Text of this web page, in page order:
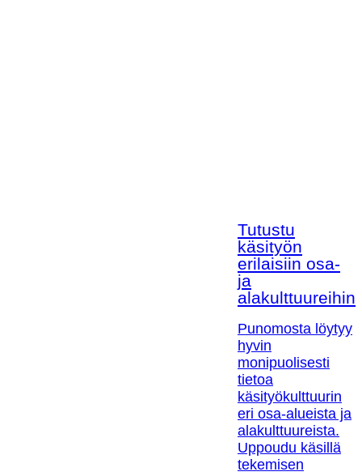
Tutustu
käsityön
erilaisiin osa-
ja
alakulttuureihin!
Punomosta löytyy
hyvin
monipuolisesti
tietoa
käsityökulttuurin
eri osa-alueista ja
alakulttuureista.
Uppoudu käsillä
tekemisen